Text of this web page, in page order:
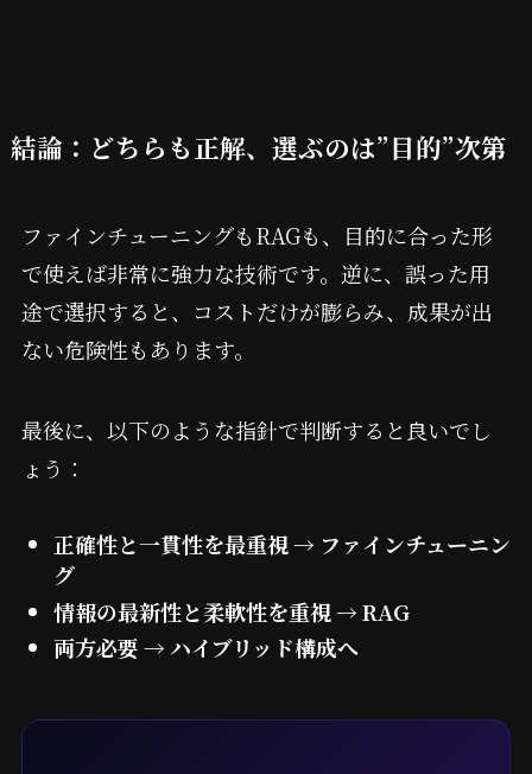
結論：どちらも正解、選ぶのは”目的”次第
ファインチューニングもRAGも、目的に合った形
で使えば非常に強力な技術です。逆に、誤った用
途で選択すると、コストだけが膨らみ、成果が出
ない危険性もあります。
最後に、以下のような指針で判断すると良いでし
ょう：
正確性と一貫性を最重視 → ファインチューニン
グ
情報の最新性と柔軟性を重視 → RAG
両方必要 → ハイブリッド構成へ